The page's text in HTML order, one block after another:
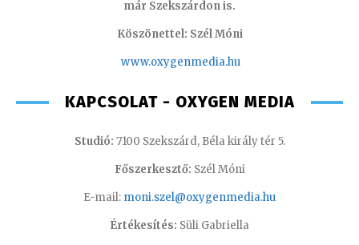
már Szekszárdon is.
Köszönettel: Szél Móni
www.oxygenmedia.hu
KAPCSOLAT - OXYGEN MEDIA
Studió: 7100 Szekszárd, Béla király tér 5.
Főszerkesztő: Szél Móni
E-mail: moni.szel@oxygenmedia.hu
Értékesítés: Süli Gabriella